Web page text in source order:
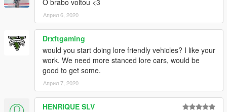
Април 6, 2020
Drxftgaming
would you start doing lore friendly vehicles? I like your
work. We need more stanced lore cars, would be
good to get some.
Април 7, 2020
HENRIQUE SLV